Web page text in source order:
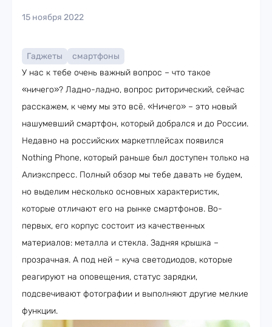
15 ноября 2022
Гаджеты
смартфоны
У нас к тебе очень важный вопрос – что такое
«ничего»? Ладно-ладно, вопрос риторический, сейчас
расскажем, к чему мы это всё. «Ничего» – это новый
нашумевший смартфон, который добрался и до России.
Недавно на российских маркетплейсах появился
Nothing Phone, который раньше был доступен только на
Алиэкспресс. Полный обзор мы тебе давать не будем,
но выделим несколько основных характеристик,
которые отличают его на рынке смартфонов. Во-
первых, его корпус состоит из качественных
материалов: металла и стекла. Задняя крышка –
прозрачная. А под ней – куча светодиодов, которые
реагируют на оповещения, статус зарядки,
подсвечивают фотографии и выполняют другие мелкие
функции.